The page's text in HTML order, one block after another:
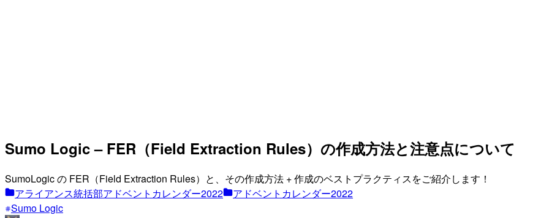
Sumo Logic – FER（Field Extraction Rules）の作成方法と注意点について
SumoLogic の FER（Field Extraction Rules）と、その作成方法 + 作成のベストプラクティスをご紹介します！
アライアンス統括部アドベントカレンダー2022
アドベントカレンダー2022
Sumo Logic